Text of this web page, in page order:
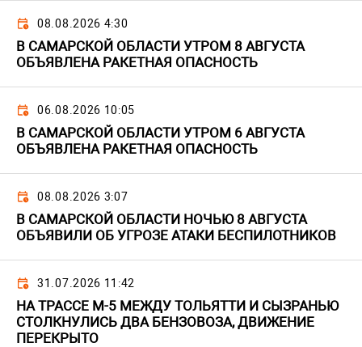
08.08.2026 4:30
В САМАРСКОЙ ОБЛАСТИ УТРОМ 8 АВГУСТА
ОБЪЯВЛЕНА РАКЕТНАЯ ОПАСНОСТЬ
06.08.2026 10:05
В САМАРСКОЙ ОБЛАСТИ УТРОМ 6 АВГУСТА
ОБЪЯВЛЕНА РАКЕТНАЯ ОПАСНОСТЬ
08.08.2026 3:07
В САМАРСКОЙ ОБЛАСТИ НОЧЬЮ 8 АВГУСТА
ОБЪЯВИЛИ ОБ УГРОЗЕ АТАКИ БЕСПИЛОТНИКОВ
31.07.2026 11:42
НА ТРАССЕ М-5 МЕЖДУ ТОЛЬЯТТИ И СЫЗРАНЬЮ
СТОЛКНУЛИСЬ ДВА БЕНЗОВОЗА, ДВИЖЕНИЕ
ПЕРЕКРЫТО